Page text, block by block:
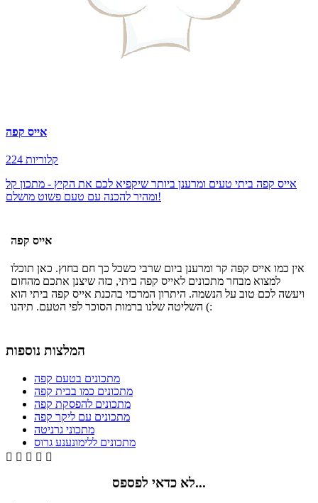
אייס קפה
224 קלוריות
אייס קפה ביתי טעים ומרענן ביותר שיקפיא לכם את הקיץ - מתכון קל
ומהיר להכנה עם טעם פשוט מושלם!
אייס קפה
אין כמו אייס קפה קר ומרענן ביום שרבי כשכל כך חם בחוץ. כאן תוכלו
למצוא מבחר מתכונים לאייס קפה ביתי, כזה שיצנן אתכם מהחום
ויעשה לכם טוב על הנשמה. היתרון המרכזי בהכנת אייס קפה ביתי הוא
השליטה שלנו ברמות הסוכר לפי הטעם. תיהנו (:
המלצות נוספות
מתכונים בטעם קפה
מתכונים כמו בבית קפה
מתכונים להפסקת קפה
מתכונים עם ליקר קפה
מתכוני גרניטה
מתכונים ללימונענע גרוס
    
לא כדאי לפספס...